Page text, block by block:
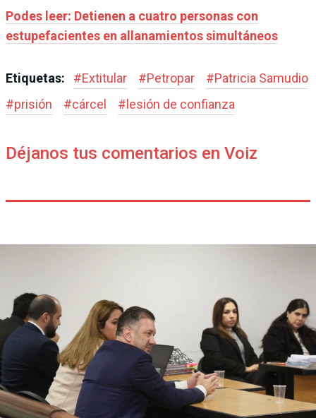
Podes leer: Detienen a cuatro personas con
estupefacientes en allanamientos simultáneos
Etiquetas: #Extitular #Petropar #Patricia Samudio
#prisión #cárcel # lesión de confianza
Déjanos tus comentarios en Voiz